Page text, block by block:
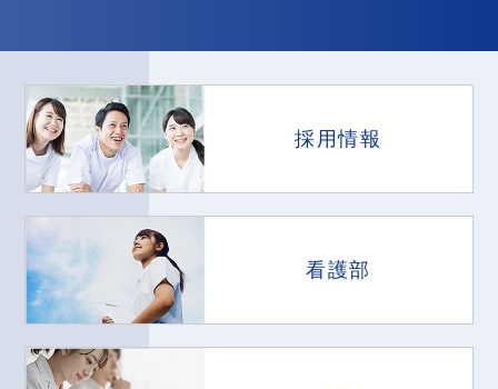
採用情報
看護部